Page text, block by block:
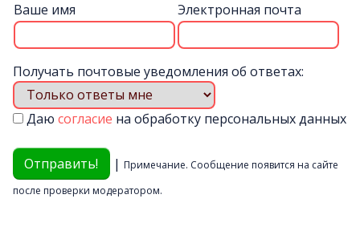
Ваше имя Электронная почта
Получать почтовые уведомления об ответах:
Даю согласие на обработку персональных данных
| Примечание. Сообщение появится на сайте
после проверки модератором.